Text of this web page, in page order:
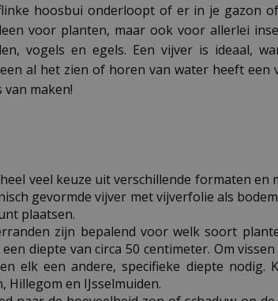
hoosbui onderloopt of er in je gazon
voor planten, maar ook voor allerlei
vogels en egels. Een vijver is ideaal,
al het zien of horen van water heeft
maken!
veel keuze uit verschillende formaten
gevormde vijver met vijverfolie als
plaatsen.
zijn bepalend voor welk soort
diepte van circa 50 centimeter. Om
elk een andere, specifieke diepte
en IJsselmuiden.